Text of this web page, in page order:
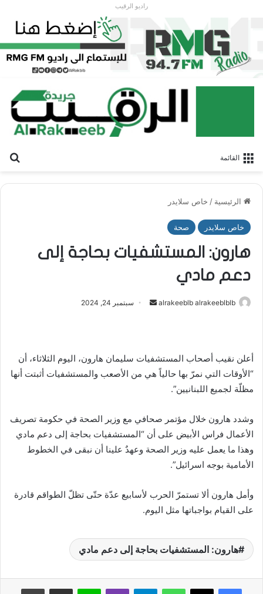
راديو الرقيب
القائمة
الرئيسية / خاص سلايدر
خاص سلايدر صحة
هارون: المستشفيات بحاجة إلى
دعم مادي
alrakeeblb alrakeeblblb
أرسل سبتمبر 24, 2024
أعلن نقيب أصحاب المستشفيات سليمان هارون، اليوم الثلاثاء، أن
“الأوقات التي نمرّ بها حالياً هي من الأصعب والمستشفيات أثبتت أنها
مظلّة لجميع اللبنانيين”.
وشدد هارون خلال مؤتمر صحافي مع وزير الصحة في حكومة تصريف
الأعمال فراس الأبيض على أن “المستشفيات بحاجة إلى دعم مادي
وهذا ما يعمل عليه وزير الصحة وعهدٌ علينا أن نبقى في الخطوط
الأمامية بوجه اسرائيل”.
وأمل هارون ألا تستمرّ الحرب لأسابيع عدّة حتّى تظلّ الطواقم قادرة
على القيام بواجباتها مثل اليوم.
هارون: المستشفيات بحاجة إلى دعم مادي
واتساب تيلقرام ڤايبر لاين مشاركة عبر البريد طباعة